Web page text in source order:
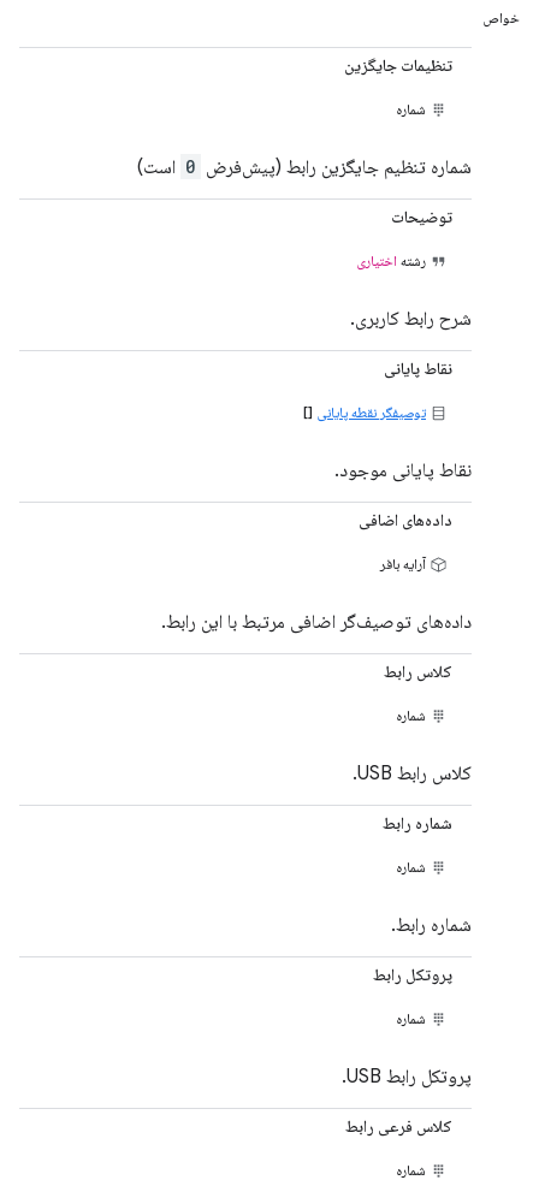
خواص
تنظیمات جایگزین
شماره
شماره تنظیم جایگزین رابط (پیش‌فرض 0 است)
توضیحات
رشته اختیاری
شرح رابط کاربری.
نقاط پایانی
توصیفگر نقطه پایانی []
نقاط پایانی موجود.
داده‌های اضافی
آرایه بافر
داده‌های توصیف‌گر اضافی مرتبط با این رابط.
کلاس رابط
شماره
کلاس رابط USB.
شماره رابط
شماره
شماره رابط.
پروتکل رابط
شماره
پروتکل رابط USB.
کلاس فرعی رابط
شماره